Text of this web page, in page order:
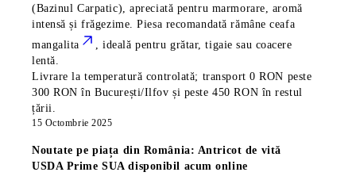
(Bazinul Carpatic), apreciată pentru marmorare, aromă
intensă și frăgezime. Piesa recomandată rămâneceafa
mangalita
, ideală pentru grătar, tigaie sau coacere
lentă.
Livrare la temperatură controlată; transport 0 RON peste
300 RON în București/Ilfov și peste 450 RON în restul
țării.
15 Octombrie 2025
Noutate pe piața din România: Antricot de vită
USDA Prime SUA disponibil acum online